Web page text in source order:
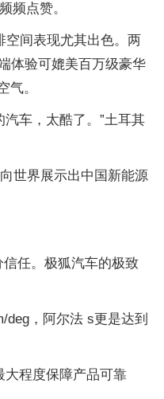
频点赞。
空间表现尤其出色。两
体验可媲美百万级豪华
气。
车，太酷了。”土耳其
世界展示出中国新能源
任。极狐汽车的极致
deg，阿尔法 s更是达到
大程度保障产品可靠